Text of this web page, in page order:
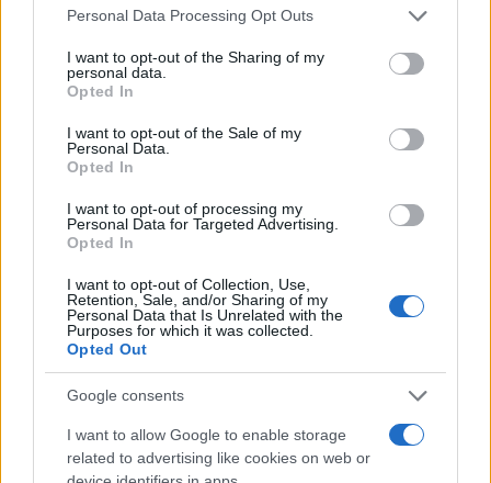
Please note that this website/app uses one or more Google
not limited to your visit or usage behaviour. You may click to
grant or deny consent to Google and its third-party tags to
use your data for below specified purposes in below Google
consent section.
Personal Data Processing Opt Outs
I want to opt-out of the Sharing of my
personal data.
Opted In
I want to opt-out of the Sale of my
Personal Data.
Opted In
I want to opt-out of processing my
Personal Data for Targeted Advertising.
Opted In
I want to opt-out of Collection, Use,
Retention, Sale, and/or Sharing of my
Personal Data that Is Unrelated with the
Purposes for which it was collected.
Opted Out
Google consents
I want to allow Google to enable storage
related to advertising like cookies on web or
Ελίζαμπεθ Ελέτσι και Νεκτάριος Λεμονίδης
πάρουν την ευχή για τον γιο τους
Ηφαίστειο Σαντορίνης: Ένας 15χρονος που
μπορεί να αλλάξει τη χρονολογία της
προϊστορικής έκρηξης
για έβδομη φορά - Τον «τσάκωσαν»
αστυνομικοί που προσποιήθηκαν τους
τουρίστες
«Φιάσκο» στη Μαδέιρα με το γάμο του
Κριστιάνο Ρονάλντο: Χιλιάδες άνθρωποι
πήγαν σε λάθος εκκλησία και προκάλεσαν
το γέλιο στον Πορτογάλο
Πιο σχολιασμένα
Βγήκαν ξανά τα μαχαίρια στην Ελπίδα